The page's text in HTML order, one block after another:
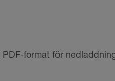
format för